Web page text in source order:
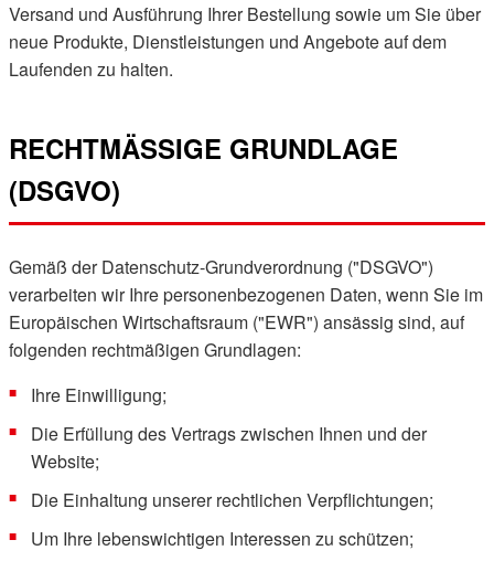
Versand und Ausführung Ihrer Bestellung sowie um Sie über
neue Produkte, Dienstleistungen und Angebote auf dem
Laufenden zu halten.
RECHTMÄSSIGE GRUNDLAGE (
DSGVO)
Gemäß der Datenschutz-Grundverordnung ("DSGVO")
verarbeiten wir Ihre personenbezogenen Daten, wenn Sie im
Europäischen Wirtschaftsraum ("EWR") ansässig sind, auf
folgenden rechtmäßigen Grundlagen:
Ihre Einwilligung;
Die Erfüllung des Vertrags zwischen Ihnen und der
Website;
Die Einhaltung unserer rechtlichen Verpflichtungen;
Um Ihre lebenswichtigen Interessen zu schützen;